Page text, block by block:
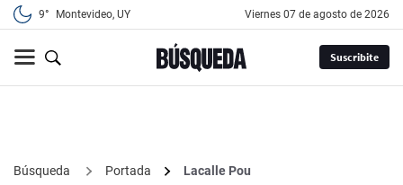
9° Montevideo, UY viernes 07 de agosto de 2026
Suscribite
Búsqueda Portada
Lacalle Pou